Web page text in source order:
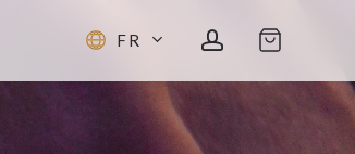
FR account